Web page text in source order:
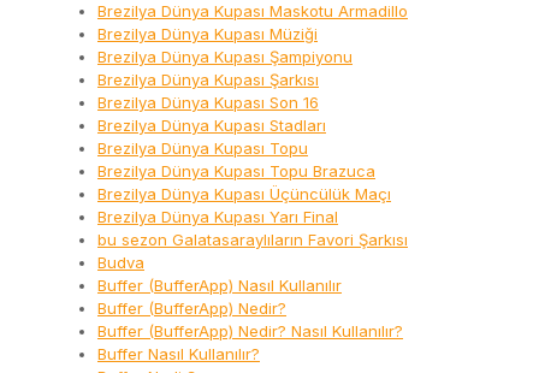
Brezilya Dünya Kupası Maskotu Armadillo
Brezilya Dünya Kupası Müziği
Brezilya Dünya Kupası Şampiyonu
Brezilya Dünya Kupası Şarkısı
Brezilya Dünya Kupası Son 16
Brezilya Dünya Kupası Stadları
Brezilya Dünya Kupası Topu
Brezilya Dünya Kupası Topu Brazuca
Brezilya Dünya Kupası Üçüncülük Maçı
Brezilya Dünya Kupası Yarı Final
bu sezon Galatasaraylıların Favori Şarkısı
Budva
Buffer (BufferApp) Nasıl Kullanılır
Buffer (BufferApp) Nedir?
Buffer (BufferApp) Nedir? Nasıl Kullanılır?
Buffer Nasıl Kullanılır?